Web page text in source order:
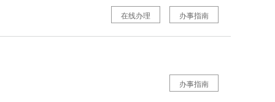
办事指南
在线办理
办事指南